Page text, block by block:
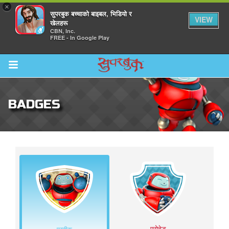
×
सुपरबुक बच्चाको बाइबल, भिडियो र
खेलहरू
CBN, Inc.
FREE - In Google Play
VIEW
Return to Content
BADGES